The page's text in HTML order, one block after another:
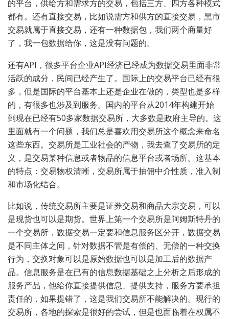
的平台，供给方和需求方的交易，包括三方、四方各种模式
都有。还有直接交易，比如说需方和供方的直接交易，黑市
交易就属于直接交易，还有一种数据包，我们两个商量好
了，我一包数据给你，这是没有问题的。
还有API，很多平台企业API经济已经成为数据交易里面非常
活跃的成分，民间已经产生了。国际上的交易平台已经有很
多，但是国际的平台基本上还是企业在做的，类型也是多样
的，有很多也涉及到服务。国内的平台从2014年构建开始
到现在已经有50多家数据交易所，大多数是政府主导的。这
里面就有一个问题，我们总是喜欢用交易所这个概念来命名
这些东西。交易所是工业社会的产物，我去查了交易所的定
义，是交易某种信息或者物品的信息平台或者场所。这基本
的特点：交易物权清晰，交易所属于抽佣中介性质，准入制
和市场化结合。
比如说，传统交易所主要是证券交易和商品大宗交易，可以
是现货也可以是期货。世界上第一个交易所是阿姆斯特丹的
一个交易所，数据交易一定要和信息服务区分开，数据交易
是不同主体之间，针对数据不管是有偿的、无偿的一种交换
行为，交换对象可以是原始数据也可以是加工后的数据产
品。信息服务是在已有的信息数据基础之上分析之后形成的
服务产品，他给你直接提供信息、提供支持，服务方要承担
责任的，如果提错了，这是我们交易所不能解决的。现行的
交易所，各地的探索是很好的尝试，但是也面临着在权属不